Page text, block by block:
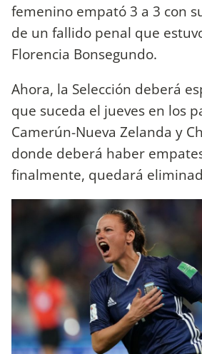
femenino empató 3 a 3 con
de un fallido penal que
Florencia Bonsegundo.
Ahora, la Selección deberá
que suceda el jueves en los
Camerún-Nueva Zelanda y
donde deberá haber
finalmente, quedará